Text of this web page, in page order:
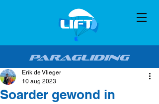
Soarder gewond in
Erik de Vlieger
10 aug 2023